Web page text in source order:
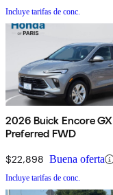
Incluye tarifas de conc.
2026 Buick Encore GX
Preferred FWD
$22,898 Buena oferta
Incluye tarifas de conc.